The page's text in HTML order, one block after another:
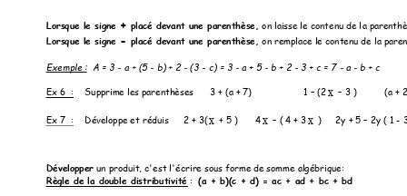
Lorsque le signe + placé devant une parenthèse, on laisse le contenu de la
Lorsque le signe - placé devant une parenthèse, on remplace le contenu de la
Exemple : A = 3 - a + (5 - b) + 2 - (3 - c) = 3 - a + 5 - b + 2 - 3 + c = 7 - a - b + c
Ex 6  : Supprime les parenthèses 3 + (a + 7) 1 – (2x – 3 ) (a +
Ex 7  : Développe et réduis 2 + 3(x + 5 ) 4x – ( 4 + 3 x ) 2y + 5 – 2y ( 1
Développer un produit, c'est l'écrire sous forme de somme algébrique:
Règle de la double distributivité : (a + b)(c + d) = ac + ad + bc + bd